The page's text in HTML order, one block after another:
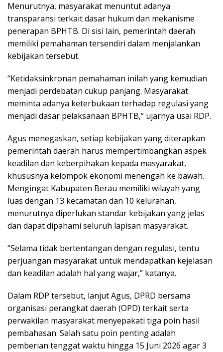
Menurutnya, masyarakat menuntut adanya
transparansi terkait dasar hukum dan mekanisme
penerapan BPHTB. Di sisi lain, pemerintah daerah
memiliki pemahaman tersendiri dalam menjalankan
kebijakan tersebut.
“Ketidaksinkronan pemahaman inilah yang kemudian
menjadi perdebatan cukup panjang. Masyarakat
meminta adanya keterbukaan terhadap regulasi yang
menjadi dasar pelaksanaan BPHTB,” ujarnya usai RDP.
Agus menegaskan, setiap kebijakan yang diterapkan
pemerintah daerah harus mempertimbangkan aspek
keadilan dan keberpihakan kepada masyarakat,
khususnya kelompok ekonomi menengah ke bawah.
Mengingat Kabupaten Berau memiliki wilayah yang
luas dengan 13 kecamatan dan 10 kelurahan,
menurutnya diperlukan standar kebijakan yang jelas
dan dapat dipahami seluruh lapisan masyarakat.
“Selama tidak bertentangan dengan regulasi, tentu
perjuangan masyarakat untuk mendapatkan kejelasan
dan keadilan adalah hal yang wajar,” katanya.
Dalam RDP tersebut, lanjut Agus, DPRD bersama
organisasi perangkat daerah (OPD) terkait serta
perwakilan masyarakat menyepakati tiga poin hasil
pembahasan. Salah satu poin penting adalah
pemberian tenggat waktu hingga 15 Juni 2026 agar 3